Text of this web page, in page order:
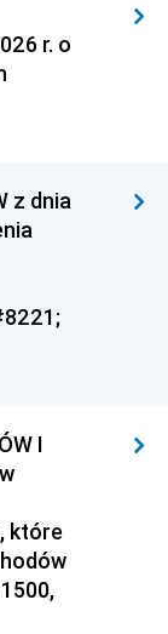
r. o
z dnia
I
które